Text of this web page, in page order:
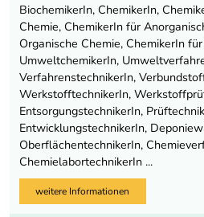
BiochemikerIn, ChemikerIn,
Chemie, ChemikerIn für
Organische Chemie, ChemikerIn
UmweltchemikerIn,
VerfahrenstechnikerIn,
WerkstofftechnikerIn,
EntsorgungstechnikerIn,
EntwicklungstechnikerIn,
OberflächentechnikerIn,
ChemielabortechnikerIn ...
weitere Informationen